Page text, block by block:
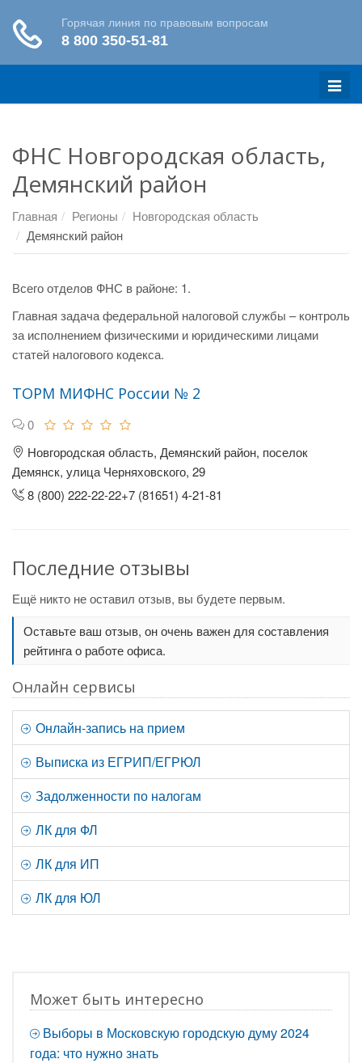
Меню
ФНС Новгородская область,
Демянский район
Главная Регионы
Новгородская область
Демянский район
Всего отделов ФНС в районе: 1.
Главная задача федеральной налоговой службы – контроль
за исполнением физическими и юридическими лицами
статей налогового кодекса.
ТОРМ МИФНС России № 2
0
Новгородская область, Демянский район, поселок
Демянск, улица Черняховского, 29
8 (800) 222-22-22+7 (81651) 4-21-81
Последние отзывы
Ещё никто не оставил отзыв, вы будете первым.
Оставьте ваш отзыв, он очень важен для составления
рейтинга о работе офиса.
Онлайн сервисы
Онлайн-запись на прием
Выписка из ЕГРИП/ЕГРЮЛ
Задолженности по налогам
ЛК для ФЛ
ЛК для ИП
ЛК для ЮЛ
Может быть интересно
Выборы в Московскую городскую думу 2024
года: что нужно знать